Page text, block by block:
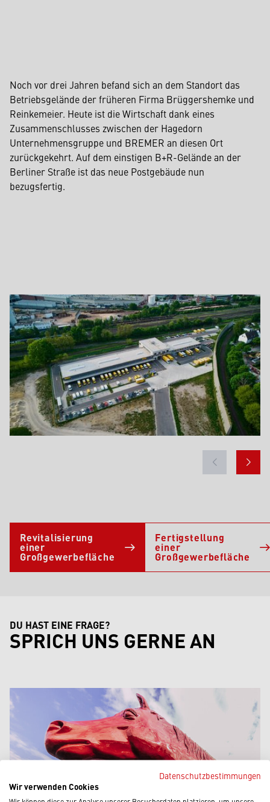
Noch vor drei Jahren befand sich an dem Standort das
Betriebsgelände der früheren Firma Brüggershemke und
Reinkemeier. Heute ist die Wirtschaft dank eines
Zusammenschlusses zwischen der Hagedorn
Unternehmensgruppe und BREMER an diesen Ort
zurückgekehrt. Auf dem einstigen B+R-Gelände an der
Berliner Straße ist das neue Postgebäude nun
bezugsfertig.
Revitalisierung
einer
Großgewerbefläche
Fertigstellung
einer
Großgewerbefläche
DU HAST EINE FRAGE?
SPRICH UNS GERNE AN
Datenschutzbestimmungen
Wir verwenden Cookies